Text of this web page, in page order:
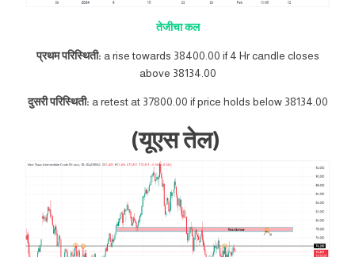
तेजीचा कल
प्रथम परिस्थिती: a rise towards 38400.00 if 4 Hr candle closes
above 38134.00
दुसरी परिस्थिती: a retest at 37800.00 if price holds below 38134.00
(यूएस तेल)